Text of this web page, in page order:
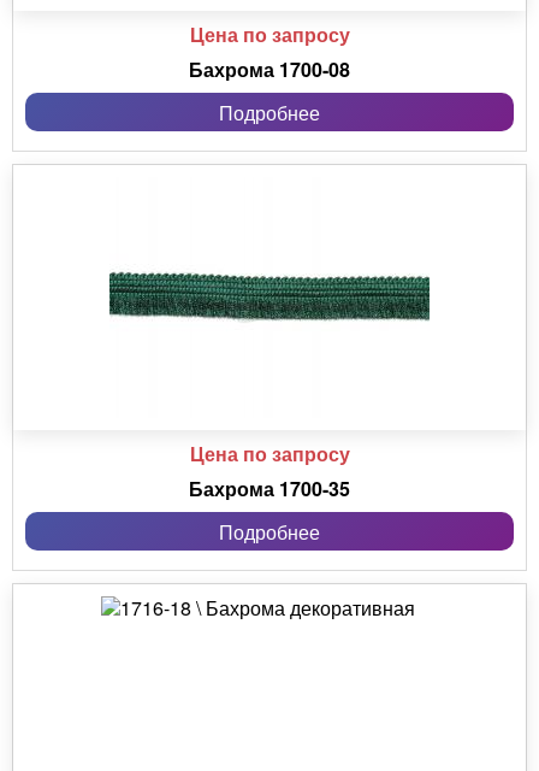
Цена по запросу
Бахрома 1700-08
Подробнее
Цена по запросу
Бахрома 1700-35
Подробнее